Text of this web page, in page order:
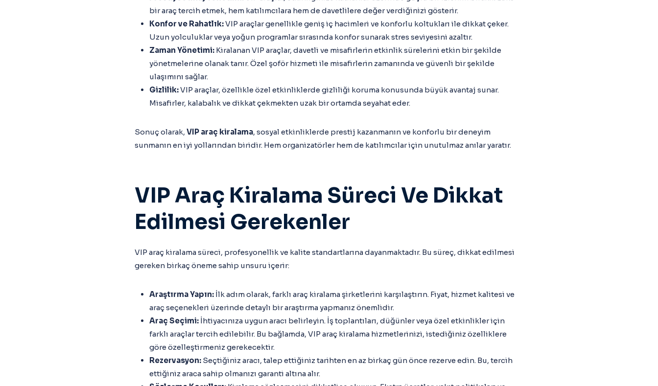
bir araç tercih etmek, hem katılımcılara hem de davetlilere değer verdiğinizi gösterir.
Konfor ve Rahatlık:VIP araçlar genellikle geniş iç hacimleri ve konforlu koltukları ile dikkat çeker.
Uzun yolculuklar veya yoğun programlar sırasında konfor sunarak stres seviyesini azaltır.
Zaman Yönetimi: Kiralanan VIP araçlar, davetli ve misafirlerin etkinlik sürelerini etkin bir şekilde
yönetmelerine olanak tanır. Özel şoför hizmeti ile misafirlerin zamanında ve güvenli bir şekilde
ulaşımını sağlar.
Gizlilik:VIP araçlar, özellikle özel etkinliklerde gizliliği koruma konusunda büyük avantaj sunar.
Misafirler, kalabalık ve dikkat çekmekten uzak bir ortamda seyahat eder.
Sonuç olarak, VIP araç kiralama, sosyal etkinliklerde prestij kazanmanın ve konforlu bir deneyim
sunmanın en iyi yollarından biridir. Hem organizatörler hem de katılımcılar için unutulmaz anılar yaratır.
VIP Araç Kiralama Süreci Ve Dikkat
Edilmesi Gerekenler
VIP araç kiralama süreci, profesyonellik ve kalite standartlarına dayanmaktadır. Bu süreç, dikkat edilmesi
gereken birkaç öneme sahip unsuru içerir:
Araştırma Yapın: İlk adım olarak, farklı araç kiralama şirketlerini karşılaştırın. Fiyat, hizmet kalitesi ve
araç seçenekleri üzerinde detaylı bir araştırma yapmanız önemlidir.
Araç Seçimi: İhtiyacınıza uygun aracı belirleyin. İş toplantıları, düğünler veya özel etkinlikler için
farklı araçlar tercih edilebilir. Bu bağlamda, VIP araç kiralama hizmetlerinizi, istediğiniz özelliklere
göre özelleştirmeniz gerekecektir.
Rezervasyon: Seçtiğiniz aracı, talep ettiğiniz tarihten en az birkaç gün önce rezerve edin. Bu, tercih
ettiğiniz araca sahip olmanızı garanti altına alır.